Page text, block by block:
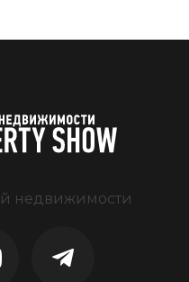
недвижимости